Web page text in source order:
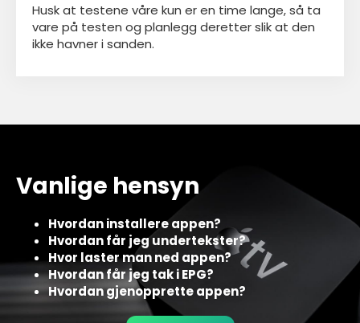
Husk at testene våre kun er en time lange, så ta
vare på testen og planlegg deretter slik at den
ikke havner i sanden.
Vanlige hensyn
Hvordan installere appen?
Hvordan får jeg undertekster?
Hvor laster man ned appen?
Hvordan får jeg tak i EPG?
Hvordan gjenopprette appen?